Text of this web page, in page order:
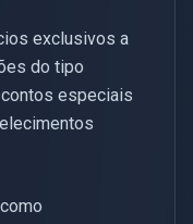
exclusivos a
do tipo
especiais